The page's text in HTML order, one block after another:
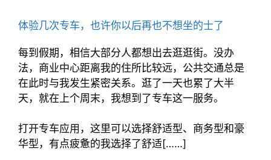
体验几次专车，也许你以后再也不想坐的士了
每到假期，相信大部分人都想出去逛逛街。没办
法，商业中心距离我的住所比较远，公共交通总是
在此时与我发生紧密关系。逛了一天也累了大半
天，就在上个周末，我想到了专车这一服务。
打开专车应用，这里可以选择舒适型、商务型和豪
华型，有点疲惫的我选择了舒适[……]